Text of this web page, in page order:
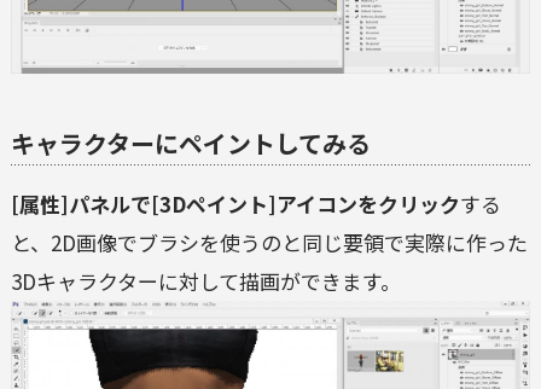
キャラクターにペイントしてみる
[属性]パネルで[3Dペイント]アイコンをクリックする
と、2D画像でブラシを使うのと同じ要領で実際に作った
3Dキャラクターに対して描画ができます。